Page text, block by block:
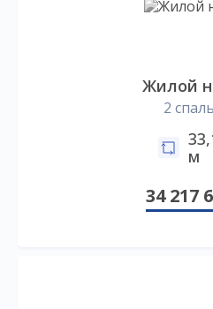
Жилой
2
м
34 217